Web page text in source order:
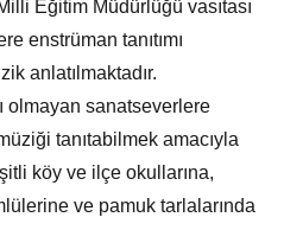
Eğitim Müdürlüğü vasıtası
enstrüman tanıtımı
anlatılmaktadır.
olmayan sanatseverlere
tanıtabilmek amacıyla
köy ve ilçe okullarına,
ve pamuk tarlalarında